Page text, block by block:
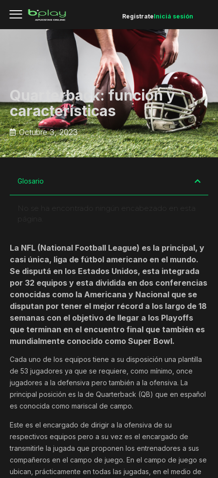
RegistrateIniciá sesión
Quarterback: función y
características
Octubre 3, 2023
Glosario
No se ha encontrado ningún encabezado en esta
página.
La NFL (National Football League) es la principal, y
casi única, liga de fútbol americano en el mundo.
Se disputá en los Estados Unidos, esta integrada
por 32 equipos y esta dividida en dos conferencias
conocidas como la Americana y Nacional que se
disputan por tener el mejor récord a los largo de 18
semanas con el objetivo de llegar a los Playoffs
que terminan en el encuentro final que también es
mundialmente conocido como Super Bowl.
Cada uno de los equipos tiene a su disposición una plantilla
de 53 jugadores ya que se requiere, como mínimo, once
jugadores a la defensiva pero también a la ofensiva. La
principal posición es la de Quarterback (QB) que en español
es conocida como mariscal de campo.
Este es el encargado de dirigir a la ofensiva de su
respectivos equipos pero a su vez es el encargado de
transmitirle la jugada que proponen los entrenadores a sus
compañeros en el campo de juego. En el campo de juego se
ubican, prácticamente en todas las jugadas, en el medio de